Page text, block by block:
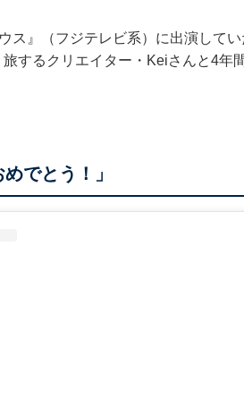
ス』（フジテレビ系）に出演して
するクリエイター・Keiさんと4年
でとう！」